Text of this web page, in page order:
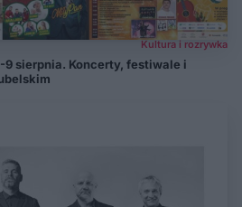
Kultura i rozrywka
sierpnia. Koncerty, festiwale i